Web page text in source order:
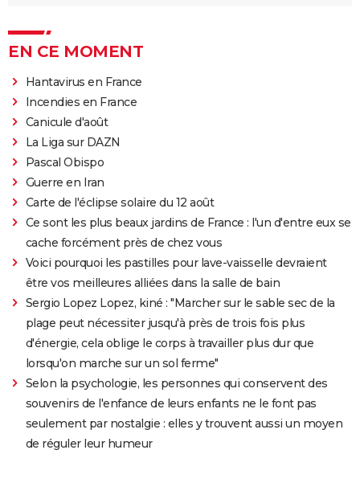
EN CE MOMENT
Hantavirus en France
Incendies en France
Canicule d'août
La Liga sur DAZN
Pascal Obispo
Guerre en Iran
Carte de l'éclipse solaire du 12 août
Ce sont les plus beaux jardins de France : l'un d'entre eux se
cache forcément près de chez vous
Voici pourquoi les pastilles pour lave-vaisselle devraient
être vos meilleures alliées dans la salle de bain
Sergio Lopez Lopez, kiné : "Marcher sur le sable sec de la
plage peut nécessiter jusqu'à près de trois fois plus
d'énergie, cela oblige le corps à travailler plus dur que
lorsqu'on marche sur un sol ferme"
Selon la psychologie, les personnes qui conservent des
souvenirs de l'enfance de leurs enfants ne le font pas
seulement par nostalgie : elles y trouvent aussi un moyen
de réguler leur humeur